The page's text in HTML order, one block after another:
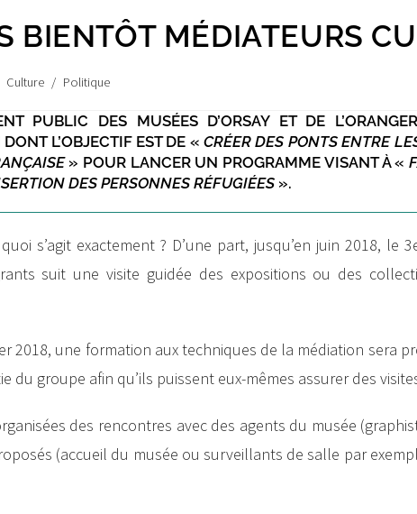
BIENTÔT MÉDIATEURS
Culture / Politique
PUBLIC DES MUSÉES D’ORSAY ET DE
L’OBJECTIF EST DE «CRÉER DES PONTS ENTRE
» POUR LANCER UN PROGRAMME VISANT À «
DES PERSONNES RÉFUGIÉES ».
s’agit exactement ? D’une part, jusqu’en juin 2018, le
suit une visite guidée des expositions ou des
2018, une formation aux techniques de la médiation sera
du groupe afin qu’ils puissent eux-mêmes assurer des
des rencontres avec des agents du musée
(accueil du musée ou surveillants de salle par